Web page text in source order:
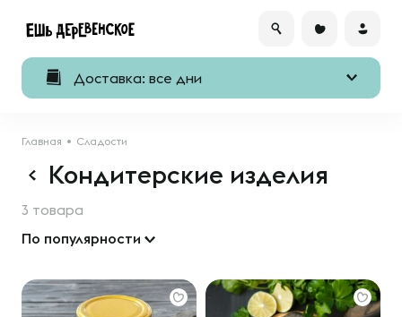
Доставка: все дни
Главная Сладости
Кондитерские изделия
3 товара
По популярности